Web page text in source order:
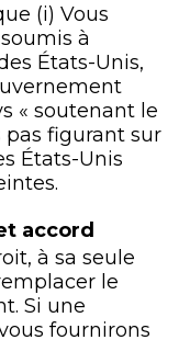
(i) Vous
à
États-Unis,
« soutenant le
pas figurant sur
États-Unis
accord
à sa seule
le
Si une
fournirons